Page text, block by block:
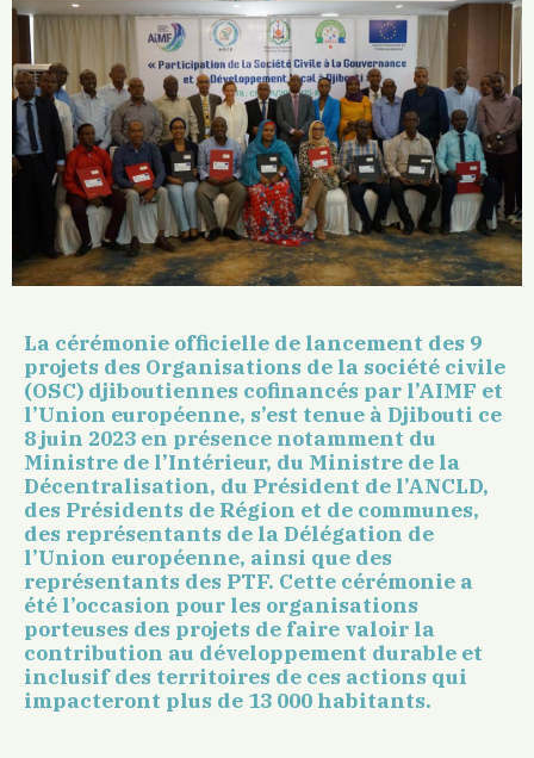
La cérémonie officielle de lancement des 9
projets des Organisations de la société civile
(OSC) djiboutiennes cofinancés par l’AIMF et
l’Union européenne, s’est tenue à Djibouti ce
8 juin 2023 en présence notamment du
Ministre de l’Intérieur, du Ministre de la
Décentralisation, du Président de l’ANCLD,
des Présidents de Région et de communes,
des représentants de la Délégation de
l’Union européenne, ainsi que des
représentants des PTF. Cette cérémonie a
été l’occasion pour les organisations
porteuses des projets de faire valoir la
contribution au développement durable et
inclusif des territoires de ces actions qui
impacteront plus de 13 000 habitants.